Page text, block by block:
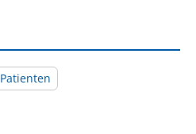
Patienten